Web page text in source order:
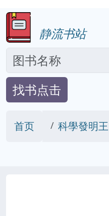
静流书站
找书点击
首页 科學發明